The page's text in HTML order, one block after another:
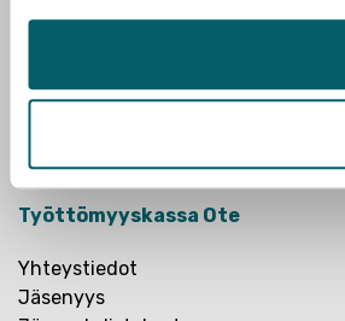
Rautatieläisenkatu 6
Jäsenyyspalvelun yhteystiedot
Työttömyyskassa Ote
Yhteystiedot
Jäsenyys